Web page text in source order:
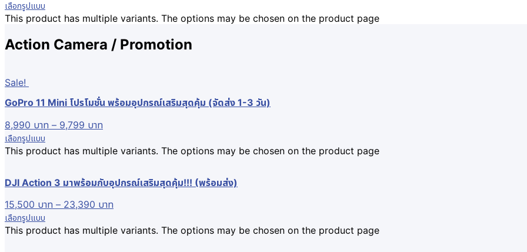
เลือกรูปแบบ
This product has multiple variants. The options may be chosen on the product page
Action Camera / Promotion
Sale!
GoPro 11 Mini โปรโมชั่น พร้อมอุปกรณ์เสริมสุดคุ้ม (จัดส่ง 1-3 วัน)
8,990 บาท – 9,799 บาท
เลือกรูปแบบ
This product has multiple variants. The options may be chosen on the product page
DJI Action 3 มาพร้อมกับอุปกรณ์เสริมสุดคุ้ม!!! (พร้อมส่ง)
15,500 บาท – 23,390 บาท
เลือกรูปแบบ
This product has multiple variants. The options may be chosen on the product page